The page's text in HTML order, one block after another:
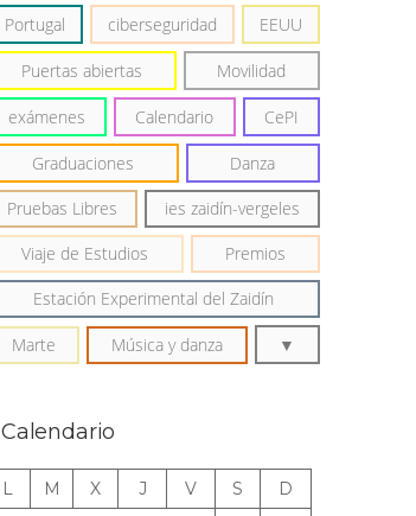
Portugal ciberseguridad EEUU
Puertas abiertas Movilidad
exámenes Calendario CePI
Graduaciones Danza
Pruebas Libres ies zaidín-vergeles
Viaje de Estudios Premios
Estación Experimental del Zaidín
Marte Música y danza
Calendario
L M X J V S
D